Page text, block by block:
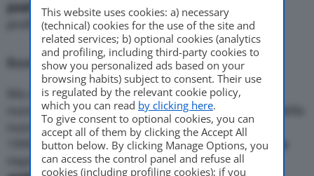
post
i, per quello che si può vedere dalteaser
profilo filante.
Ecco l’Honda two-motor hybrid system
Ma soprattutto ilpowertrainsaràibrido: il
nuovoHonda two-motor hybrid system
nuova generazione, a19 anni di distanza(era io
1999) dalla prima Insight. L’evoluzione è nellostile
rispetto alle serie precedenti, ma anche nelle
This website uses cookies: a) necessary
(technical) cookies for the use of the site and
related services; b) optional cookies (analytics
and profiling, including third-party cookies to
show you personalized ads based on your
browsing habits) subject to consent. Their use
is regulated by the relevant cookie policy,
which you can read by clicking here.
To give consent to optional cookies, you can
accept all of them by clicking the Accept All
button below. By clicking Manage Options, you
can access the control panel and refuse all
cookies (including profiling cookies); if you